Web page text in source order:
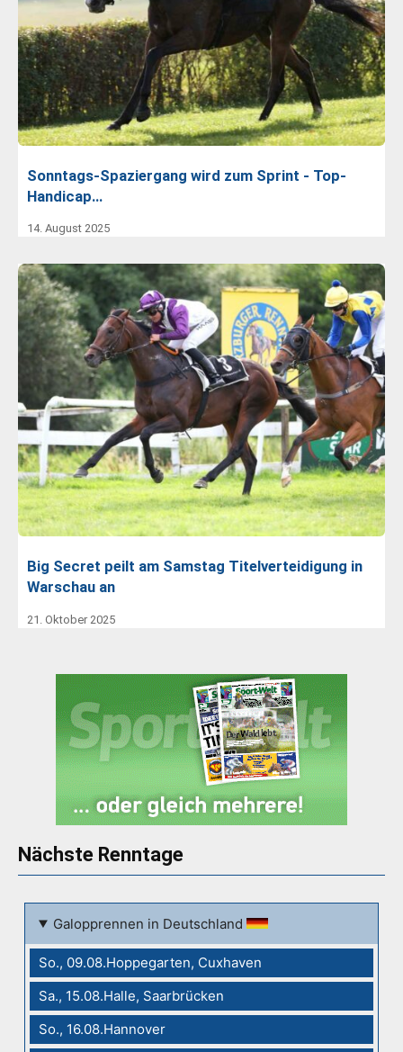
Sonntags-Spaziergang wird zum Sprint - Top-
Handicap…
14. August 2025
Big Secret peilt am Samstag Titelverteidigung in
Warschau an
21. Oktober 2025
Nächste Renntage
Galopprennen in Deutschland
So., 09.08.Hoppegarten, Cuxhaven
Sa., 15.08.Halle, Saarbrücken
So., 16.08.Hannover